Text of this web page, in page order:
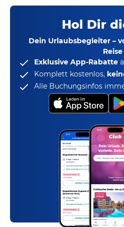
Hol Dir
Dein Urlaubsbegleiter –
Reise
Exklusive App-Rabatte
Komplett kostenlos,
Alle Buchungsinfos